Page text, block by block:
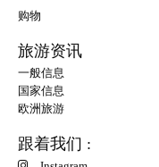
购物
旅游资讯
一般信息
国家信息
欧洲旅游
跟着我们 :